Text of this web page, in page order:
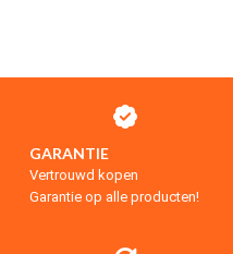
GARANTIE
Vertrouwd kopen
Garantie op alle producten!